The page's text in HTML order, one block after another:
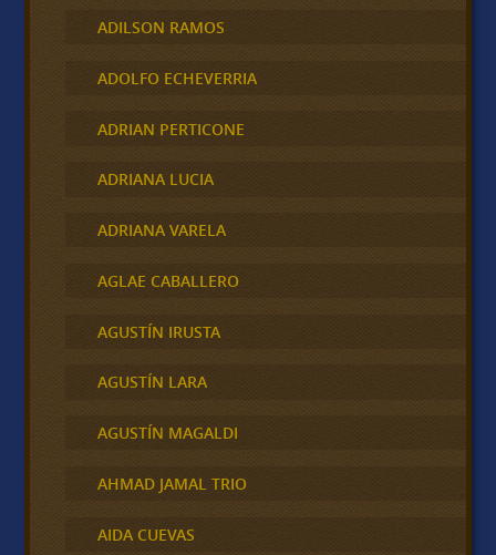
ADILSON RAMOS
ADOLFO ECHEVERRIA
ADRIAN PERTICONE
ADRIANA LUCIA
ADRIANA VARELA
AGLAE CABALLERO
AGUSTÍN IRUSTA
AGUSTÍN LARA
AGUSTÍN MAGALDI
AHMAD JAMAL TRIO
AIDA CUEVAS